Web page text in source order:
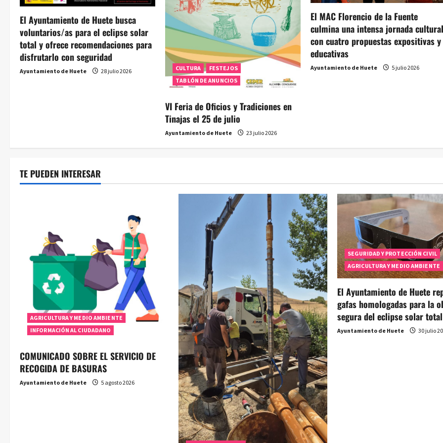
e
e
n
t
d
s
El Ayuntamiento de Huete busca
voluntarios/as para el eclipse solar
total y ofrece recomendaciones para
disfrutarlo con seguridad
Ayuntamiento de Huete 28 julio 2026 CULTURA
FESTEJOS
TABLÓN DE ANUNCIOS
VI Feria de Oficios y Tradiciones en
Tinajas el 25 de julio
Ayuntamiento de Huete 23 julio 2026
El MAC Florencio de la Fuente
culmina una intensa jornada
con cuatro propuestas expositivas y
educativas
Ayuntamiento de Huete 5 julio 2026
TE PUEDEN INTERESAR
AGRICULTURA Y MEDIO AMBIENTE
INFORMACIÓN AL CIUDADANO
COMUNICADO SOBRE EL SERVICIO DE
RECOGIDA DE BASURAS
Ayuntamiento de Huete 5 agosto 2026
SEGURIDAD Y PROTECCIÓN CIVIL
AGRICULTURA Y MEDIO AMBIENTE
El Ayuntamiento de Huete
gafas homologadas para la
segura del eclipse solar total
Ayuntamiento de Huete 30 julio